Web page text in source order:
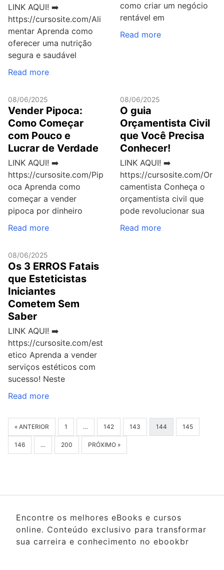
LINK AQUI! ➡️
https://cursosite.com/Ali
mentar Aprenda como
oferecer uma nutrição
segura e saudável
Read more
como criar um negócio
rentável em
Read more
08/06/2025
Vender Pipoca:
Como Começar
com Pouco e
Lucrar de Verdade
LINK AQUI! ➡️
https://cursosite.com/Pip
oca Aprenda como
começar a vender
pipoca por dinheiro
Read more
08/06/2025
O guia
Orçamentista Civil
que Você Precisa
Conhecer!
LINK AQUI! ➡️
https://cursosite.com/Or
camentista Conheça o
orçamentista civil que
pode revolucionar sua
Read more
08/06/2025
Os 3 ERROS Fatais
que Esteticistas
Iniciantes
Cometem Sem
Saber
LINK AQUI! ➡️
https://cursosite.com/est
etico Aprenda a vender
serviços estéticos com
sucesso! Neste
Read more
« ANTERIOR 1 … 142 143 144 145
146 … 200 PRÓXIMO »
Encontre os melhores eBooks e cursos
online. Conteúdo exclusivo para transformar
sua carreira e conhecimento no ebookbr